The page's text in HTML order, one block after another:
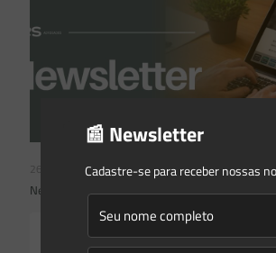
26/05/2026
Newsletter Saes Advogados | Ed. nº240
Read more
📰 Newsletter
Cadastre-se para receber nossas